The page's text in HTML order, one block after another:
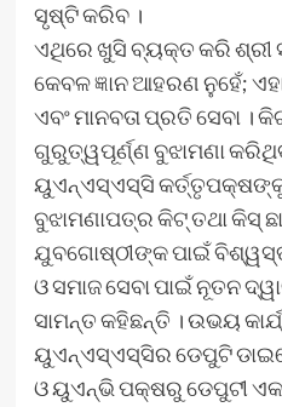
ସୃଷ୍ଟି କରିବ ।
ଏଥିରେ ଖୁସି ବ୍ୟକ୍ତ କରି ଶ୍ରୀ
କେବଳ ଜ୍ଞାନ ଆହରଣ ନୁହେଁ;
ଏବଂ ମାନବତା ପ୍ରତି ସେବା ।
ଗୁରୁତ୍ୱପୂର୍ଣ୍ଣ ବୁଝାମଣା
ୟୁଏନ୍‍ଏସ୍‍ଏସ୍‍ସି କର୍ତ୍ତୃପକ୍ଷଙ୍କୁ
ବୁଝାମଣାପତ୍ର କିଟ୍‍ ତଥା କିସ୍‍
ଯୁବଗୋଷ୍ଠୀଙ୍କ ପାଇଁ
ଓ ସମାଜ ସେବା ପାଇଁ ନୂତନ
ସାମନ୍ତ କହିଛନ୍ତି । ଉଭୟ
ୟୁଏନ୍‍ଏସ୍‍ଏସ୍‍ସିର ଡେପୁଟି
ଓ ୟୁଏନ୍‍ଭି ପକ୍ଷରୁ ଡେପୁଟୀ